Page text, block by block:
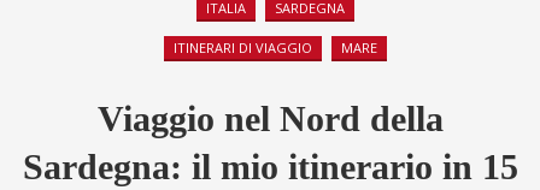
ITALIA SARDEGNA
ITINERARI DI VIAGGIO MARE
Viaggio nel Nord della
Sardegna: il mio itinerario in 15